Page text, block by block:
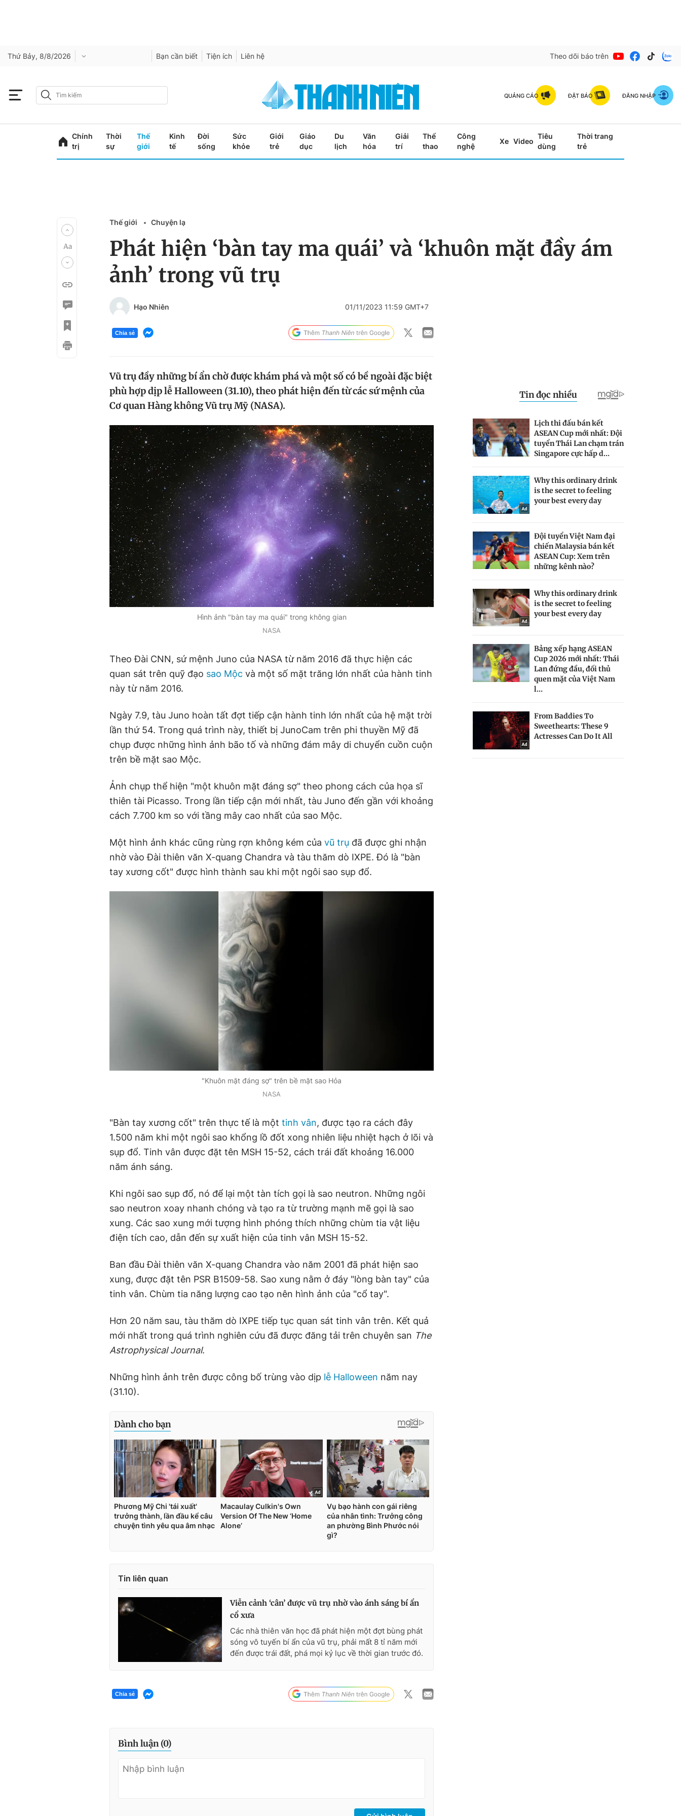
Thứ Bảy, 8/8/2026 Bạn cần biết Tiện ích Liên hệ Theo dõi báo trên
QUẢNG CÁO ĐẶT BÁO ĐĂNG NHẬP
Chính
trị
Thời
sự
Thế
giới
Kinh
tế
Đời
sống
Sức
khỏe
Giới
trẻ
Giáo
dục
Du
lịch
Văn
hóa
Giải
trí
Thể
thao
Công
nghệ
Xe Video
Tiêu
dùng
Thời trang
trẻ
Thế giới Chuyện lạ
Phát hiện ‘bàn tay ma quái’ và ‘khuôn mặt đầy ám
ảnh’ trong vũ trụ
Hạo Nhiên 01/11/2023 11:59 GMT+7
Chia sẻ
Vũ trụ đầy những bí ẩn chờ được khám phá và một số có bề ngoài đặc biệt
phù hợp dịp lễ Halloween (31.10), theo phát hiện đến từ các sứ mệnh của
Cơ quan Hàng không Vũ trụ Mỹ (NASA).
Hình ảnh "bàn tay ma quái" trong không gian
NASA
Theo Đài CNN, sứ mệnh Juno của NASA từ năm 2016 đã thực hiện các
quan sát trên quỹ đạo sao Mộc và một số mặt trăng lớn nhất của hành tinh
này từ năm 2016.
Ngày 7.9, tàu Juno hoàn tất đợt tiếp cận hành tinh lớn nhất của hệ mặt trời
lần thứ 54. Trong quá trình này, thiết bị JunoCam trên phi thuyền Mỹ đã
chụp được những hình ảnh bão tố và những đám mây di chuyển cuồn cuộn
trên bề mặt sao Mộc.
Ảnh chụp thể hiện "một khuôn mặt đáng sợ" theo phong cách của họa sĩ
thiên tài Picasso. Trong lần tiếp cận mới nhất, tàu Juno đến gần với khoảng
cách 7.700 km so với tầng mây cao nhất của sao Mộc.
Một hình ảnh khác cũng rùng rợn không kém của vũ trụ đã được ghi nhận
nhờ vào Đài thiên văn X-quang Chandra và tàu thăm dò IXPE. Đó là "bàn
tay xương cốt" được hình thành sau khi một ngôi sao sụp đổ.
"Khuôn mặt đáng sợ" trên bề mặt sao Hỏa
NASA
"Bàn tay xương cốt" trên thực tế là một tinh vân, được tạo ra cách đây
1.500 năm khi một ngôi sao khổng lồ đốt xong nhiên liệu nhiệt hạch ở lõi và
sụp đổ. Tinh vân được đặt tên MSH 15-52, cách trái đất khoảng 16.000
năm ánh sáng.
Khi ngôi sao sụp đổ, nó để lại một tàn tích gọi là sao neutron. Những ngôi
sao neutron xoay nhanh chóng và tạo ra từ trường mạnh mẽ gọi là sao
xung. Các sao xung mới tượng hình phóng thích những chùm tia vật liệu
điện tích cao, dẫn đến sự xuất hiện của tinh vân MSH 15-52.
Ban đầu Đài thiên văn X-quang Chandra vào năm 2001 đã phát hiện sao
xung, được đặt tên PSR B1509-58. Sao xung nằm ở đáy "lòng bàn tay" của
tinh vân. Chùm tia năng lượng cao tạo nên hình ảnh của "cổ tay".
Hơn 20 năm sau, tàu thăm dò IXPE tiếp tục quan sát tinh vân trên. Kết quả
mới nhất trong quá trình nghiên cứu đã được đăng tải trên chuyên san The
Astrophysical Journal.
Những hình ảnh trên được công bố trùng vào dịp lễ Halloween năm nay
(31.10).
Tin liên quan
Viễn cảnh ‘cân’ được vũ trụ nhờ vào ánh sáng bí ẩn
cổ xưa
Các nhà thiên văn học đã phát hiện một đợt bùng phát
sóng vô tuyến bí ẩn của vũ trụ, phải mất 8 tỉ năm mới
đến được trái đất, phá mọi kỷ lục về thời gian trước đó.
Chia sẻ
Bình luận (0)